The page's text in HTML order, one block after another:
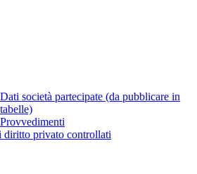
Dati società partecipate (da pubblicare in
tabelle)
Provvedimenti
diritto privato controllati